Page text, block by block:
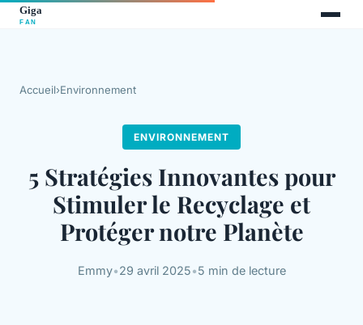
Accueil›Environnement
ENVIRONNEMENT
5 Stratégies Innovantes pour
Stimuler le Recyclage et
Protéger notre Planète
Emmy•29 avril 2025•5 min de lecture